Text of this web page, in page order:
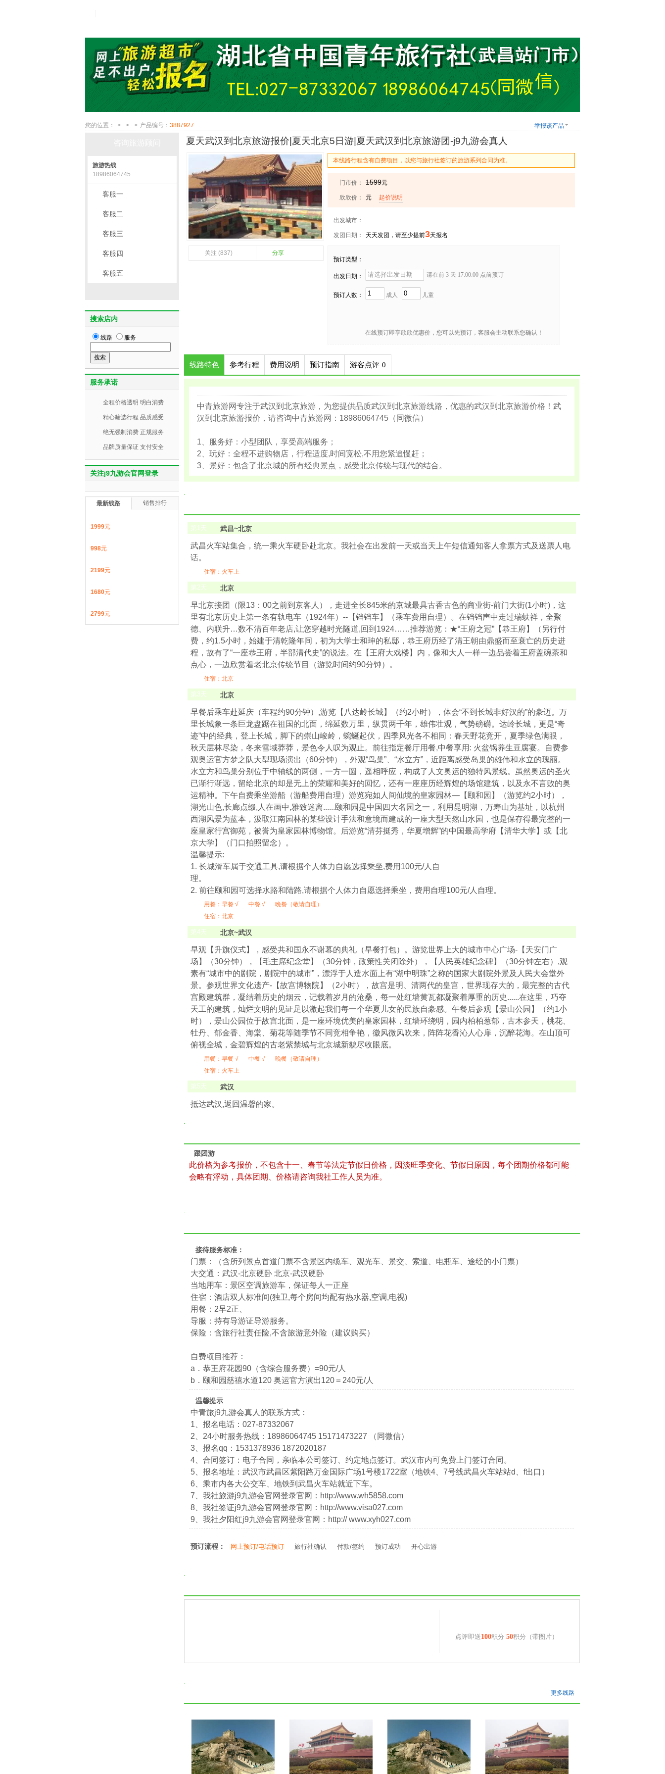
您的位置： > > > 产品编号： 3887927
夏天武汉到北京旅游报价|夏天北京5日游|夏天武汉到北京旅游团-j9九游会真人
关注 (837) 分享
本线路行程含有自费项目，以您与旅行社签订的旅游系列合同为准。
门市价： 1599元
欣欣价： 元 起价说明
出发城市：
发团日期： 天天发团，请至少提前3天报名
预订类型：
出发日期： 请在前 3 天 17:00:00 点前预订
预订人数： 成人 儿童
在线预订即享欣欣优惠价，您可以先预订，客服会主动联系您确认！
线路特色 参考行程 费用说明 预订指南 游客点评 0
中青旅游网专注于武汉到北京旅游，为您提供品质武汉到北京旅游线路，优惠的武汉到北京旅游价格！武
汉到北京旅游报价，请咨询中青旅游网：18986064745（同微信）
1、服务好：小型团队，享受高端服务；
2、玩好：全程不进购物店，行程适度,时间宽松,不用您紧追慢赶；
3、景好：包含了北京城的所有经典景点，感受北京传统与现代的结合。
第1天 武昌~北京
武昌火车站集合，统一乘火车硬卧赴北京。我社会在出发前一天或当天上午短信通知客人拿票方式及送票人电
话。
住宿：火车上
第2天 北京
早北京接团（限13：00之前到京客人），走进全长845米的京城最具古香古色的商业街-前门大街(1小时)，这
里有北京历史上第一条有轨电车（1924年）--【铛铛车】（乘车费用自理）。在铛铛声中走过瑞蚨祥，全聚
德、内联升…数不清百年老店,让您穿越时光隧道,回到1924……推荐游览：★“王府之冠”【恭王府】（另行付
费，约1.5小时，始建于清乾隆年间，初为大学士和珅的私邸，恭王府历经了清王朝由鼎盛而至衰亡的历史进
程，故有了“一座恭王府，半部清代史”的说法。在【王府大戏楼】内，像和大人一样一边品尝着王府盖碗茶和
点心，一边欣赏着老北京传统节目（游览时间约90分钟）。
住宿：北京
第3天 北京
早餐后乘车赴延庆（车程约90分钟）,游览【八达岭长城】（约2小时），体会“不到长城非好汉的”的豪迈。万
里长城象一条巨龙盘踞在祖国的北面，绵延数万里，纵贯两千年，雄伟壮观，气势磅礴。达岭长城，更是“奇
迹”中的经典，登上长城，脚下的崇山峻岭，蜿蜒起伏，四季风光各不相同：春天野花竞开，夏季绿色满眼，
秋天层林尽染，冬来雪域莽莽，景色令人叹为观止。前往指定餐厅用餐,中餐享用: 火盆锅养生豆腐宴。自费参
观奥运官方梦之队大型现场演出（60分钟），外观“鸟巢”、“水立方”，近距离感受岛巢的雄伟和水立的瑰丽。
水立方和鸟巢分别位于中轴线的两侧，一方一圆，遥相呼应，构成了人文奥运的独特风景线。虽然奥运的圣火
已渐行渐远，留给北京的却是无上的荣耀和美好的回忆，还有一座座历经辉煌的场馆建筑，以及永不言败的奥
运精神。下午自费乘坐游船（游船费用自理）游览宛如人间仙境的皇家园林—【颐和园】（游览约2小时），
湖光山色,长廊点缀,人在画中,雅致迷离......颐和园是中国四大名园之一，利用昆明湖，万寿山为基址，以杭州
西湖风景为蓝本，汲取江南园林的某些设计手法和意境而建成的一座大型天然山水园，也是保存得最完整的一
座皇家行宫御苑，被誉为皇家园林博物馆。后游览“清芬挺秀，华夏增辉”的中国最高学府【清华大学】或【北
京大学】（门口拍照留念）。
温馨提示:
1. 长城滑车属于交通工具,请根据个人体力自愿选择乘坐,费用100元/人自
理。
2. 前往颐和园可选择水路和陆路,请根据个人体力自愿选择乘坐，费用自理100元/人自理。
用餐： 早餐 √ 中餐 √
晚餐（敬请自理）
住宿：北京
第4天 北京~武汉
早观【升旗仪式】，感受共和国永不谢幕的典礼（早餐打包）。游览世界上大的城市中心广场-【天安门广
场】（30分钟），【毛主席纪念堂】（30分钟，政策性关闭除外），【人民英雄纪念碑】（30分钟左右）,观
素有“城市中的剧院，剧院中的城市”，漂浮于人造水面上有“湖中明珠”之称的国家大剧院外景及人民大会堂外
景。参观世界文化遗产-【故宫博物院】（2小时），故宫是明、清两代的皇宫，世界现存大的，最完整的古代
宫殿建筑群，凝结着历史的烟云，记载着岁月的沧桑，每一处红墙黄瓦都凝聚着厚重的历史......在这里，巧夺
天工的建筑，灿烂文明的见证足以激起我们每一个华夏儿女的民族自豪感。午餐后参观【景山公园】（约1小
时），景山公园位于故宫北面，是一座环境优美的皇家园林，红墙环绕明，园内柏柏葱郁，古木参天，桃花、
牡丹、郁金香、海棠、菊花等随季节不同竞相争艳，徽风微风吹来，阵阵花香沁人心扉，沉醉花海。在山顶可
俯视全城，金碧辉煌的古老紫禁城与北京城新貌尽收眼底。
用餐： 早餐 √ 中餐 √
晚餐（敬请自理）
住宿：火车上
第5天 武汉
抵达武汉,返回温馨的家。
跟团游
此价格为参考报价，不包含十一、春节等法定节假日价格，因淡旺季变化、节假日原因，每个团期价格都可能
会略有浮动，具体团期、价格请咨询我社工作人员为准。
接待服务标准：
门票：（含所列景点首道门票不含景区内缆车、观光车、景交、索道、电瓶车、途经的小门票）
大交通：武汉-北京硬卧 北京-武汉硬卧
当地用车：景区空调旅游车，保证每人一正座
住宿：酒店双人标准间(独卫,每个房间均配有热水器,空调,电视)
用餐：2早2正、
导服：持有导游证导游服务。
保险：含旅行社责任险,不含旅游意外险（建议购买）
自费项目推荐：
a．恭王府花园90（含综合服务费）=90元/人
b．颐和园慈禧水道120 奥运官方演出120＝240元/人
温馨提示
中青旅j9九游会真人的联系方式：
1、报名电话：027-87332067
2、24小时服务热线：18986064745 15171473227 （同微信）
3、报名qq：1531378936 1872020187
4、合同签订：电子合同，亲临本公司签订、约定地点签订。武汉市内可免费上门签订合同。
5、报名地址：武汉市武昌区紫阳路万金国际广场1号楼1722室（地铁4、7号线武昌火车站站d、f出口）
6、乘市内各大公交车、地铁到武昌火车站就近下车。
7、我社旅游j9九游会官网登录官网：http://www.wh5858.com
8、我社签证j9九游会官网登录官网：http://www.visa027.com
9、我社夕阳红j9九游会官网登录官网：http:// www.xyh027.com
预订流程： 网上预订/电话预订 旅行社确认 付款/签约 预订成功 开心出游
点评即送100积分 50积分（带图片）
更多线路
旅游热线
18986064745
客服一
客服二
客服三
客服四
客服五
搜索店内
线路 服务
服务承诺
全程价格透明 明白消费
精心筛选行程 品质感受
绝无强制消费 正规服务
品牌质量保证 支付安全
关注j9九游会官网登录
最新线路 销售排行
1999元
998元
2199元
1680元
2799元
举报该产品